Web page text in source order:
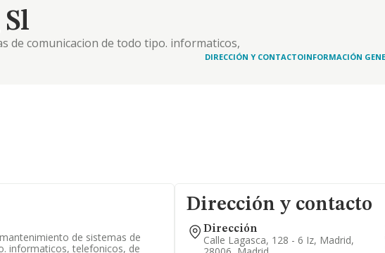
de comunicacion de todo tipo. informaticos,
DIRECCIÓN Y CONTACTOINFORMACIÓN
de sistemas de
informaticos, telefonicos, de
Dirección y contacto
Dirección
Calle Lagasca, 128 - 6 Iz, Madrid,